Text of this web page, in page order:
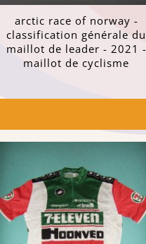
arctic race of norway -
classification générale du
maillot de leader - 2021 -
maillot de cyclisme